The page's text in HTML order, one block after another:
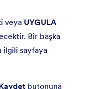
veya UYGULA
Bir başka
ilgili sayfaya
butonuna